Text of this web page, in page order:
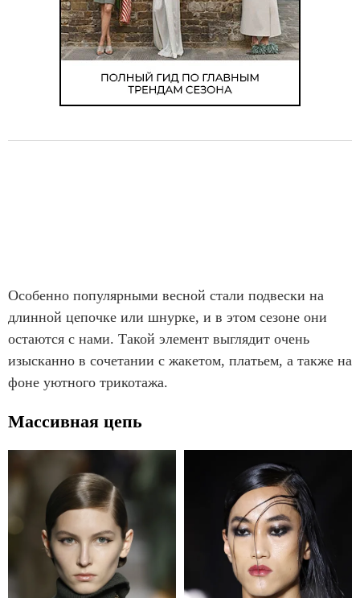
Особенно популярными весной стали подвески на
длинной цепочке или шнурке, и в этом сезоне они
остаются с нами. Такой элемент выглядит очень
изысканно в сочетании с жакетом, платьем, а также на
фоне уютного трикотажа.
Массивная цепь